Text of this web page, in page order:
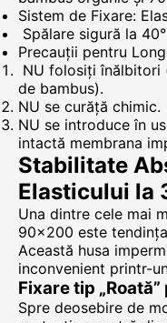
Sistem de Fixare:
Spălare sigură la
Precauții pentru
NU folosiți înălbitori
de bambus).
NU se curăță chimic.
NU se introduce în
intactă membrana
Stabilitate
Elasticului la
Una dintre cele mai
90x200 este
Această husa
inconvenient printr-
Fixare tip
Spre deosebire de